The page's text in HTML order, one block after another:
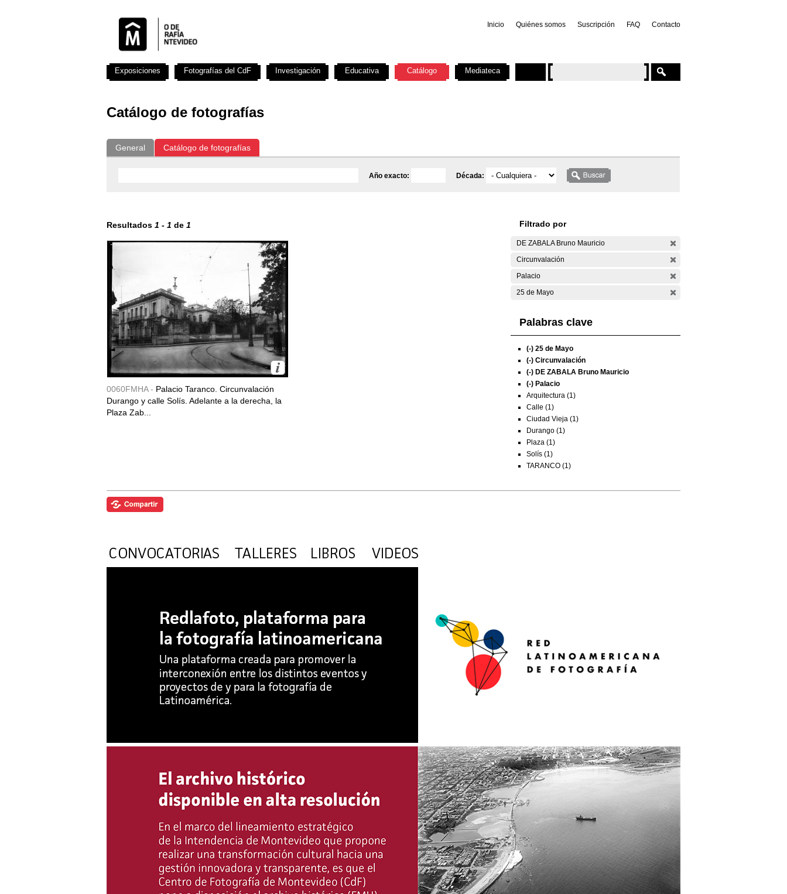
Inicio Quiénes somos Suscripción FAQ Contacto
Catálogo de fotografías
General Catálogo de fotografías
Año exacto: Década:
Resultados 1 - 1 de 1
0060FMHA - Palacio Taranco. Circunvalación
Durango y calle Solís. Adelante a la derecha, la
Plaza Zab...
Filtrado por
DE ZABALA Bruno Mauricio
Circunvalación
Palacio
25 de Mayo
Palabras clave
(-) 25 de Mayo
(-) Circunvalación
(-) DE ZABALA Bruno Mauricio
(-) Palacio
Arquitectura (1)
Calle (1)
Ciudad Vieja (1)
Durango (1)
Plaza (1)
Solís (1)
TARANCO (1)
Exposiciones Fotografías del CdF Investigación Educativa Catálogo Mediateca